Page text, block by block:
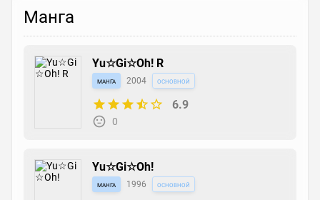
Манга
Yu☆Gi☆Oh! R
манга 2004 основной
6.9
0
Yu☆Gi☆Oh!
манга 1996 основной